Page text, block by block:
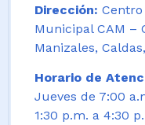
Dirección:
Municipal CAM –
Manizales,
Horario de
Jueves de 7:00
1:30 p.m. a 4:30